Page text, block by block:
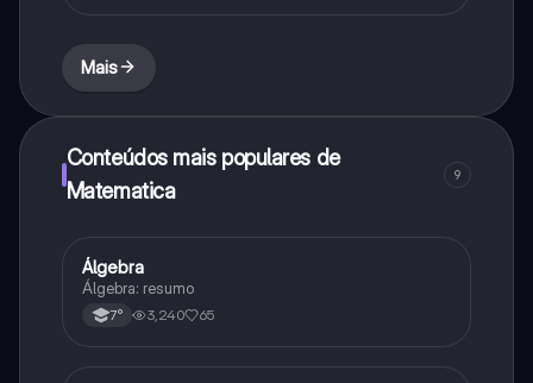
Mais
Conteúdos mais populares de
Matematica
9
Matematica
Álgebra
Álgebra: resumo
7° 3,240 65